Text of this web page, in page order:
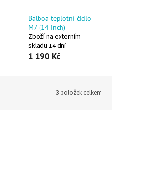
Balboa teplotní čidlo
M7 (14 inch)
Zboží na externím
skladu 14 dní
1 190 Kč
3 položek celkem